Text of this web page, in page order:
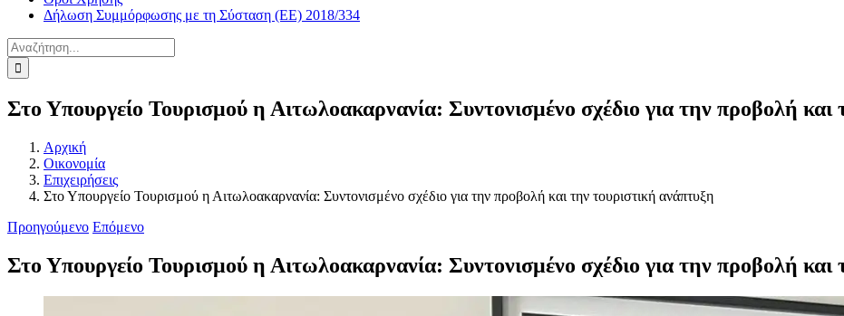
Δήλωση Συμμόρφωσης με τη Σύσταση (ΕΕ) 2018/334
Αναζήτηση
για:
Στο Υπουργείο Τουρισμού η Αιτωλοακαρνανία: Συντονισμένο σχέδιο για την προβολή και
Αρχική
Οικονομία
Επιχειρήσεις
Στο Υπουργείο Τουρισμού η Αιτωλοακαρνανία: Συντονισμένο σχέδιο για την προβολή και την τουριστική ανάπτυξη
Προηγούμενο Επόμενο
Στο Υπουργείο Τουρισμού η Αιτωλοακαρνανία: Συντονισμένο σχέδιο για την προβολή και